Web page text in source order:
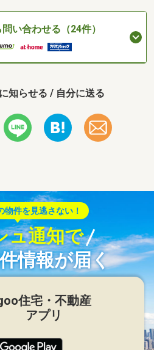
い合わせる（24件）
知らせる / 自分に送る
物件を見逃さない！
ュ通知で
情報が届く
住宅・不動産
アプリ